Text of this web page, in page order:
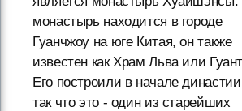
монастырь находится в городе
Гуанчжоу на юге Китая, он также
известен как Храм Льва или
Его построили в начале
так что это - один из старейших